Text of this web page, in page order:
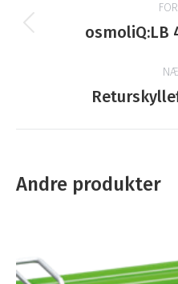
navigation
osmoliQ:LB
Andre produkter